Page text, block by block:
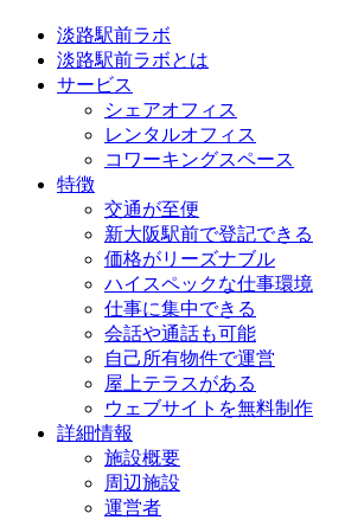
淡路駅前ラボ
淡路駅前ラボとは
サービス
シェアオフィス
レンタルオフィス
コワーキングスペース
特徴
交通が至便
新大阪駅前で登記できる
価格がリーズナブル
ハイスペックな仕事環境
仕事に集中できる
会話や通話も可能
自己所有物件で運営
屋上テラスがある
ウェブサイトを無料制作
詳細情報
施設概要
周辺施設
運営者